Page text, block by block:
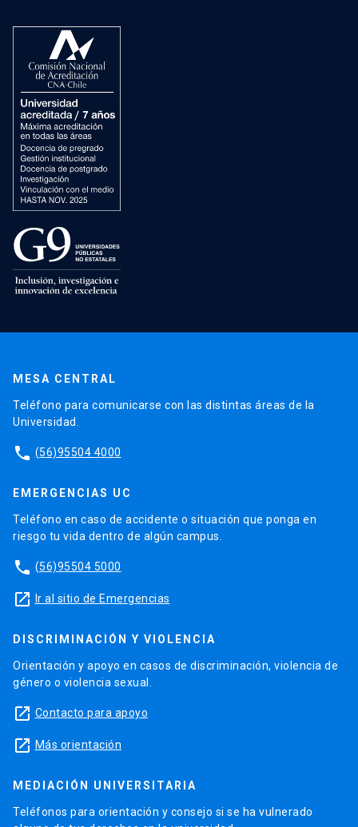
MESA CENTRAL
Teléfono para comunicarse con las distintas áreas de la
Universidad.
phone (56)95504 4000
EMERGENCIAS UC
Teléfono en caso de accidente o situación que ponga en
riesgo tu vida dentro de algún campus.
phone (56)95504 5000
launch Ir al sitio de Emergencias
DISCRIMINACIÓN Y VIOLENCIA
Orientación y apoyo en casos de discriminación, violencia de
género o violencia sexual.
launch Contacto para apoyo
launch Más orientación
MEDIACIÓN UNIVERSITARIA
Teléfonos para orientación y consejo si se ha vulnerado